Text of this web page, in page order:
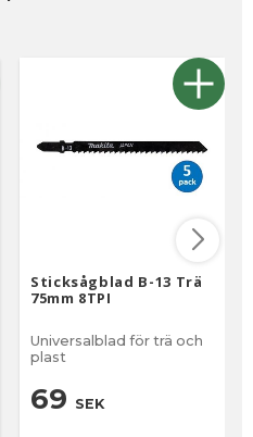
Sticksågblad B-13 Trä
75mm 8TPI
Universalblad för trä och
plast
69 SEK